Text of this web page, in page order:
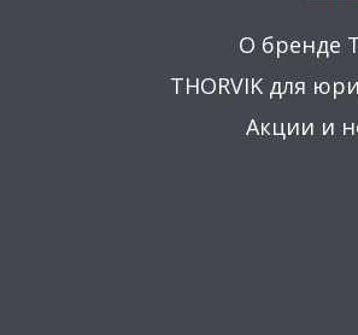
О бренде
THORVIK для
Акции и